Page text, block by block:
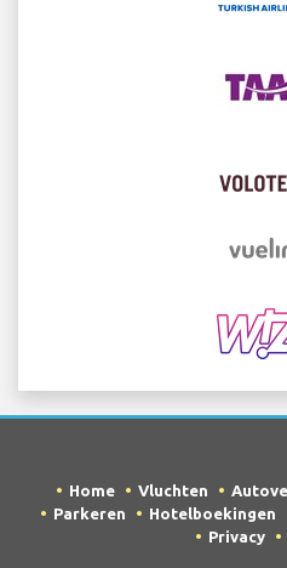
Home Vluchten
Parkeren
Hotelboekingen
Privacy